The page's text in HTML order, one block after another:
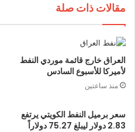
مقالات ذات صلة
العراق خارج قائمة موردي النفط
لأميركا للأسبوع السادس
منذ ساعتين
سعر برميل النفط الكويتي يرتفع
2.83 دولار ليبلغ 75.27 دولاراً